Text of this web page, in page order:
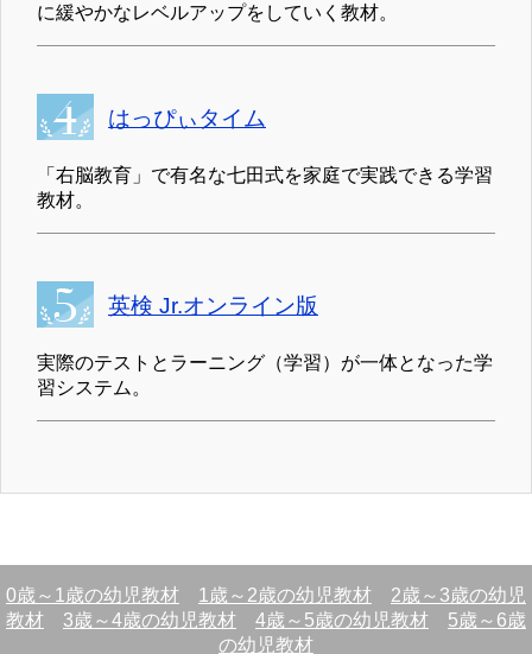
に緩やかなレベルアップをしていく教材。
はっぴぃタイム
「右脳教育」で有名な七田式を家庭で実践できる学習
教材。
英検 Jr.オンライン版
実際のテストとラーニング（学習）が一体となった学
習システム。
0歳～1歳の幼児教材 1歳～2歳の幼児教材
2歳～3歳の幼児
教材
3歳～4歳の幼児教材 4歳～5歳の幼児教材
5歳～6歳
の幼児教材